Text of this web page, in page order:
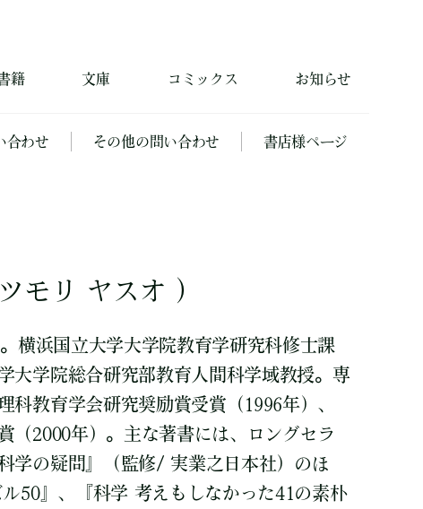
籍 文庫 コミックス お知らせ
合わせ その他の問い合わせ 書店様ページ
モリ ヤスオ ）
横浜国立大学大学院教育学研究科修士課
大学院総合研究部教育人間科学域教授。専
科教育学会研究奨励賞受賞（1996年）、
（2000年）。主な著書には、ロングセラ
学の疑問』（監修/ 実業之日本社）のほ
50』、『科学 考えもしなかった41の素朴